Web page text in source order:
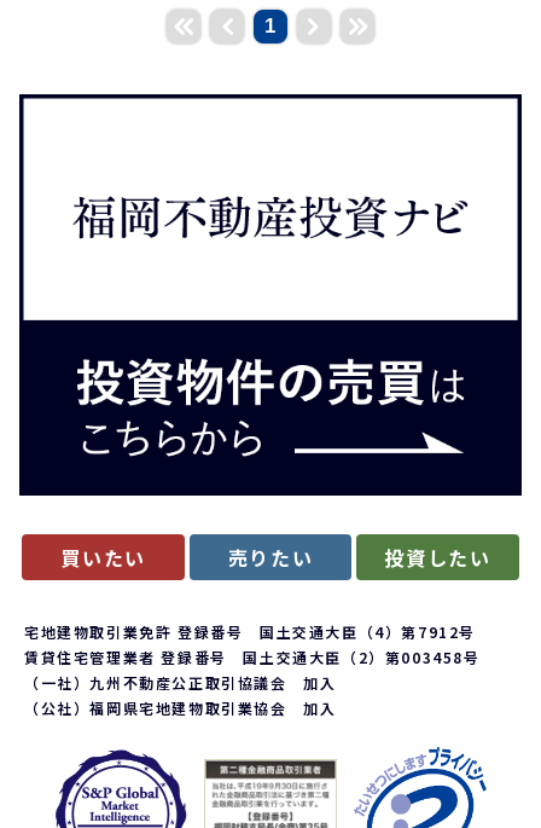
1
買いたい 売りたい 投資したい
宅地建物取引業免許 登録番号 国土交通大臣（4）第7912号
賃貸住宅管理業者 登録番号 国土交通大臣（2）第003458号
（一社）九州不動産公正取引協議会 加入
（公社）福岡県宅地建物取引業協会 加入